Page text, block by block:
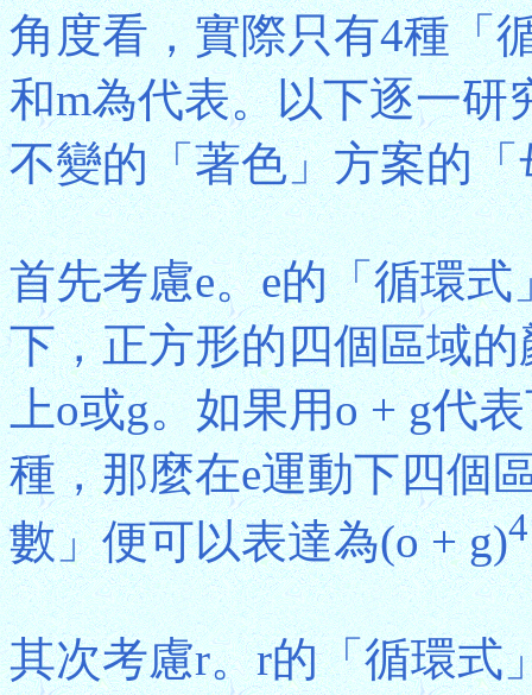
角度看，實際只有4種「
和m為代表。以下逐一研
不變的「著色」方案的
首先考慮e。e的「循環
下，正方形的四個區域
上o或g。如果用o + g代
種，那麼在e運動下四個
數」便可以表達為(o + g)4
其次考慮r。r的「循環式